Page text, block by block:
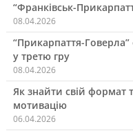
“Франківськ-
08.04.2026
“Прикарпаття-Говерла”
у третю гру
08.04.2026
Як знайти свій формат
мотивацію
06.04.2026